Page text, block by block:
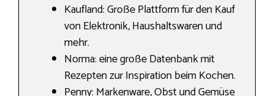
Kaufland: Große Plattform für den Kauf
von Elektronik, Haushaltswaren und
mehr.
Norma: eine große Datenbank mit
Rezepten zur Inspiration beim Kochen.